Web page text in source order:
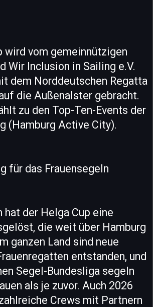
wird vom gemeinnützigen
Wir Inclusion in Sailing e.V.
dem Norddeutschen Regatta
die Außenalster gebracht.
zu den Top-Ten-Events der
(Hamburg Active City).
für das Frauensegeln
hat der Helga Cup eine
die weit über Hamburg
ganzen Land sind neue
entstanden, und
Segel-Bundesliga segeln
als je zuvor. Auch 2026
Crews mit Partnern